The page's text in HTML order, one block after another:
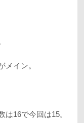
メイン。
16で今回は15。